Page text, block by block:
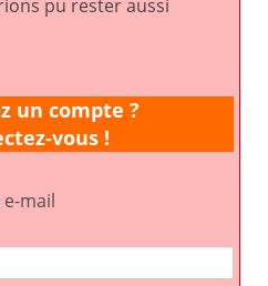
pu rester aussi
un compte ?
vous !
mail